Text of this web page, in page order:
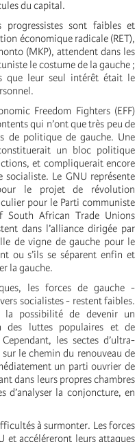
du capital.
sont faibles et
économique radicale (RET),
(MKP), attendent dans les
le costume de la gauche ;
que leur seul intérêt était le
Freedom Fighters (EFF)
qui n’ont que très peu de
de politique de gauche. Une
un bloc politique
et compliquerait encore
socialiste. Le GNU représente
le projet de révolution
pour le Parti communiste
South African Trade Unions
dans l’alliance dirigée par
de vigne de gauche pour le
ou s’ils se séparent enfin et
la gauche.
les forces de gauche -
socialistes - restent faibles.
possibilité de devenir un
des luttes populaires et de
les sectes d’ultra-
le chemin du renouveau de
un parti ouvrier de
dans leurs propres chambres
d’analyser la conjoncture, en
à surmonter. Les forces
et accéléreront leurs attaques